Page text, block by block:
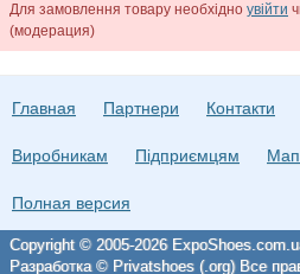
Для замовлення товару необхідно увійти
(модерация)
Главная Партнери Контакти
Виробникам Підприємцям
Полная версия
Copyright © 2005-2026
Разработка © Privatshoes (.org) Все